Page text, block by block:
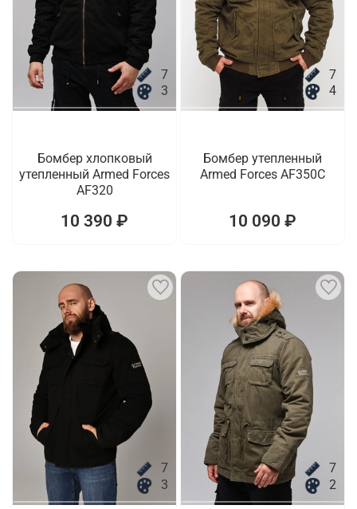
7
3
Бомбер хлопковый
утепленный Armed Forces
AF320
10 390 ₽
7
4
Бомбер утепленный
Armed Forces AF350C
10 090 ₽
7
3
7
2